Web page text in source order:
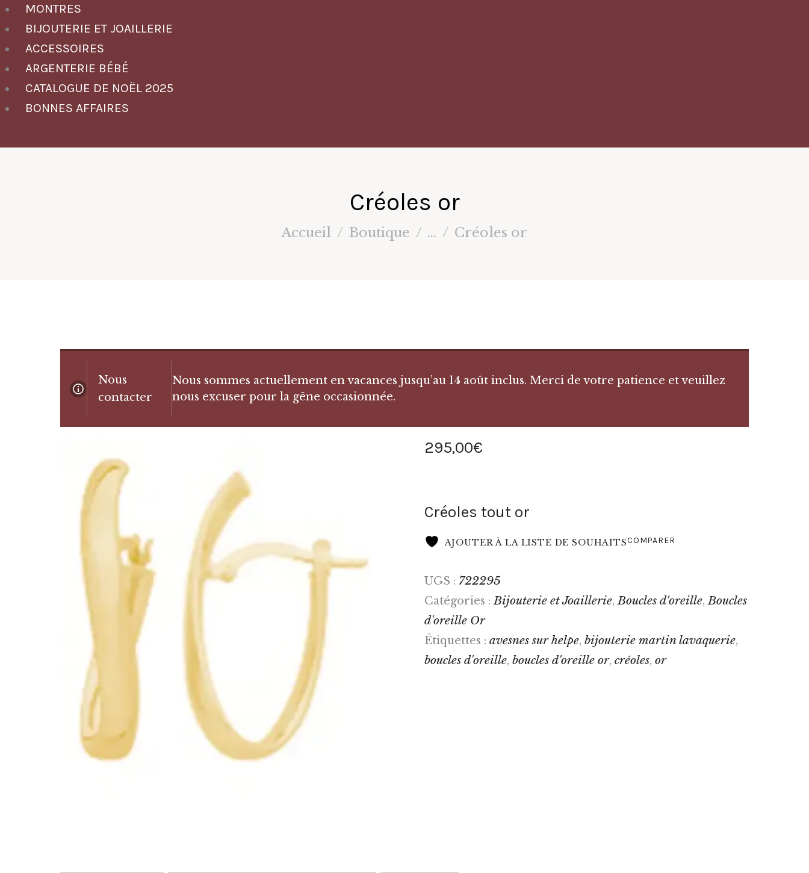
MONTRES
BIJOUTERIE ET JOAILLERIE
ACCESSOIRES
ARGENTERIE BÉBÉ
CATALOGUE DE NOËL 2025
BONNES AFFAIRES
Créoles or
Accueil Boutique ... Créoles or
Nous
contacter
Nous sommes actuellement en vacances jusqu’au 14 août inclus. Merci de votre patience et veuillez
nous excuser pour la gêne occasionnée.
295,00€
Créoles tout or
AJOUTER À LA LISTE DE SOUHAITSCOMPARER
UGS : 722295
Catégories :Bijouterie et Joaillerie,Boucles d'oreille,Boucles
d'oreille Or
Étiquettes : avesnes sur helpe, bijouterie martin lavaquerie,
boucles d'oreille, boucles d'oreille or, créoles, or